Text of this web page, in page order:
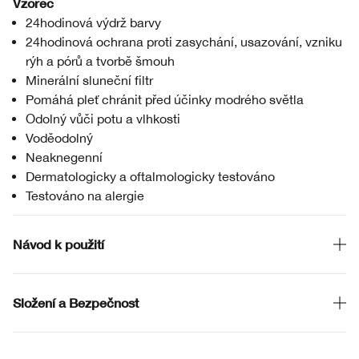
24hodinová výdrž barvy
24hodinová ochrana proti zasychání, usazování, vzniku
rýh a pórů a tvorbě šmouh
Minerální sluneční filtr
Pomáhá pleť chránit před účinky modrého světla
Odolný vůči potu a vlhkosti
Voděodolný
Neaknegenní
Dermatologicky a oftalmologicky testováno
Testováno na alergie
Návod k použití
Složení a Bezpečnost